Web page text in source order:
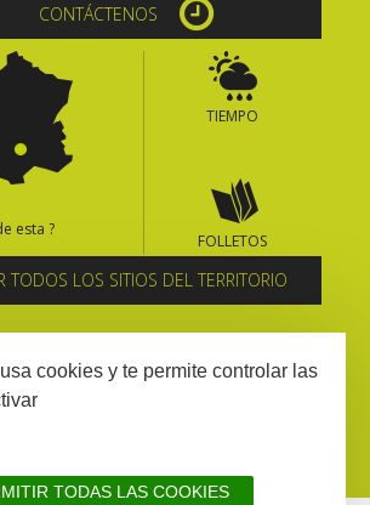
CONTÁCTENOS
esta ?
TIEMPO
FOLLETOS
TODOS LOS SITIOS DEL TERRITORIO
al boletín informativo
cookies y te permite controlar las
TODAS LAS COOKIES